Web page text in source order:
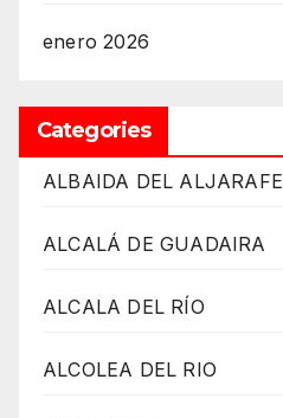
enero 2026
Categories
ALBAIDA DEL ALJARAFE
ALCALÁ DE GUADAIRA
ALCALA DEL RÍO
ALCOLEA DEL RIO